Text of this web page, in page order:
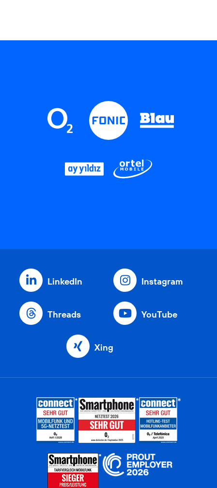
LinkedIn Instagram
Threads YouTube
Xing